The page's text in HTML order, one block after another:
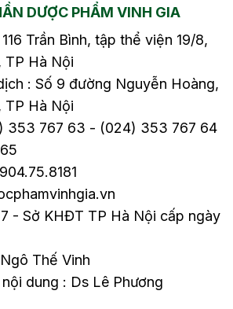
người bệnh. Vậy đâu là
nguyên nhân gây ra
viêm đại tràng sôi
bụng? Cách xử lý như
thế nào? Hãy cùng tìm
hiểu chi tiết trong bài
viết sau.
DƯỢC PHẨM VINH GIA
Trần Bình, tập thể viện 19/8,
TP Hà Nội
: Số 9 đường Nguyễn Hoàng,
TP Hà Nội
353 767 63 - (024) 353 767 64
- Sở KHĐT TP Hà Nội cấp ngày
Thế Vinh
dung : Ds Lê Phương